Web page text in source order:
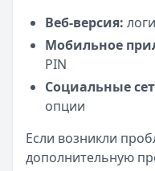
Веб-версия:
Мобильное
PIN
Социальные
опции
Если возникли
дополнительную